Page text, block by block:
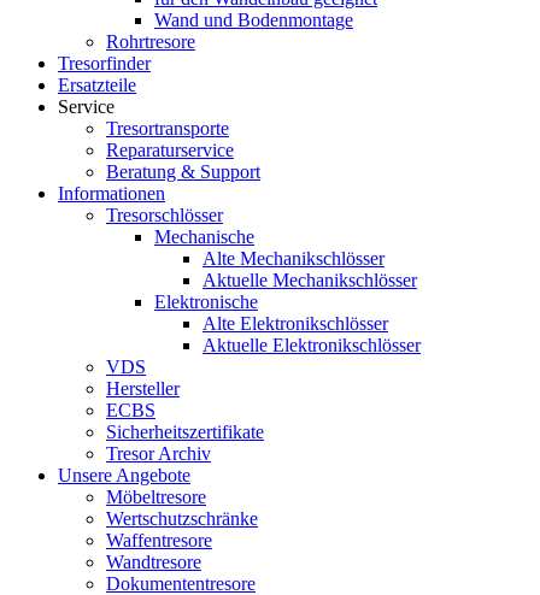
Wand und Bodenmontage
Rohrtresore
Tresorfinder
Ersatzteile
Service
Tresortransporte
Reparaturservice
Beratung & Support
Informationen
Tresorschlösser
Mechanische
Alte Mechanikschlösser
Aktuelle Mechanikschlösser
Elektronische
Alte Elektronikschlösser
Aktuelle Elektronikschlösser
VDS
Hersteller
ECBS
Sicherheitszertifikate
Tresor Archiv
Unsere Angebote
Möbeltresore
Wertschutzschränke
Waffentresore
Wandtresore
Dokumententresore